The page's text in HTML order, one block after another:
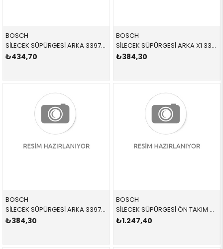
BOSCH
SİLECEK SÜPÜRGESİ ARKA 3397004561 61627074477 61627074477 X5,E53 ARKA 2001-2007
₺434,70
BOSCH
SİLECEK SÜPÜRGESİ ARKA X1 3397008995,3397016387 61622990035 LR049843 X1,E84 2013-2019
₺384,30
BOSCH
SİLECEK SÜPÜRGESİ ARKA 3397011432 61617241986 61617241986 F20,F21 2012-2019
₺384,30
BOSCH
SİLECEK SÜPÜRGESİ ÖN TAKIM 3397118308 61610032743 61610032743 X5,E53 2001-2007
₺1.247,40